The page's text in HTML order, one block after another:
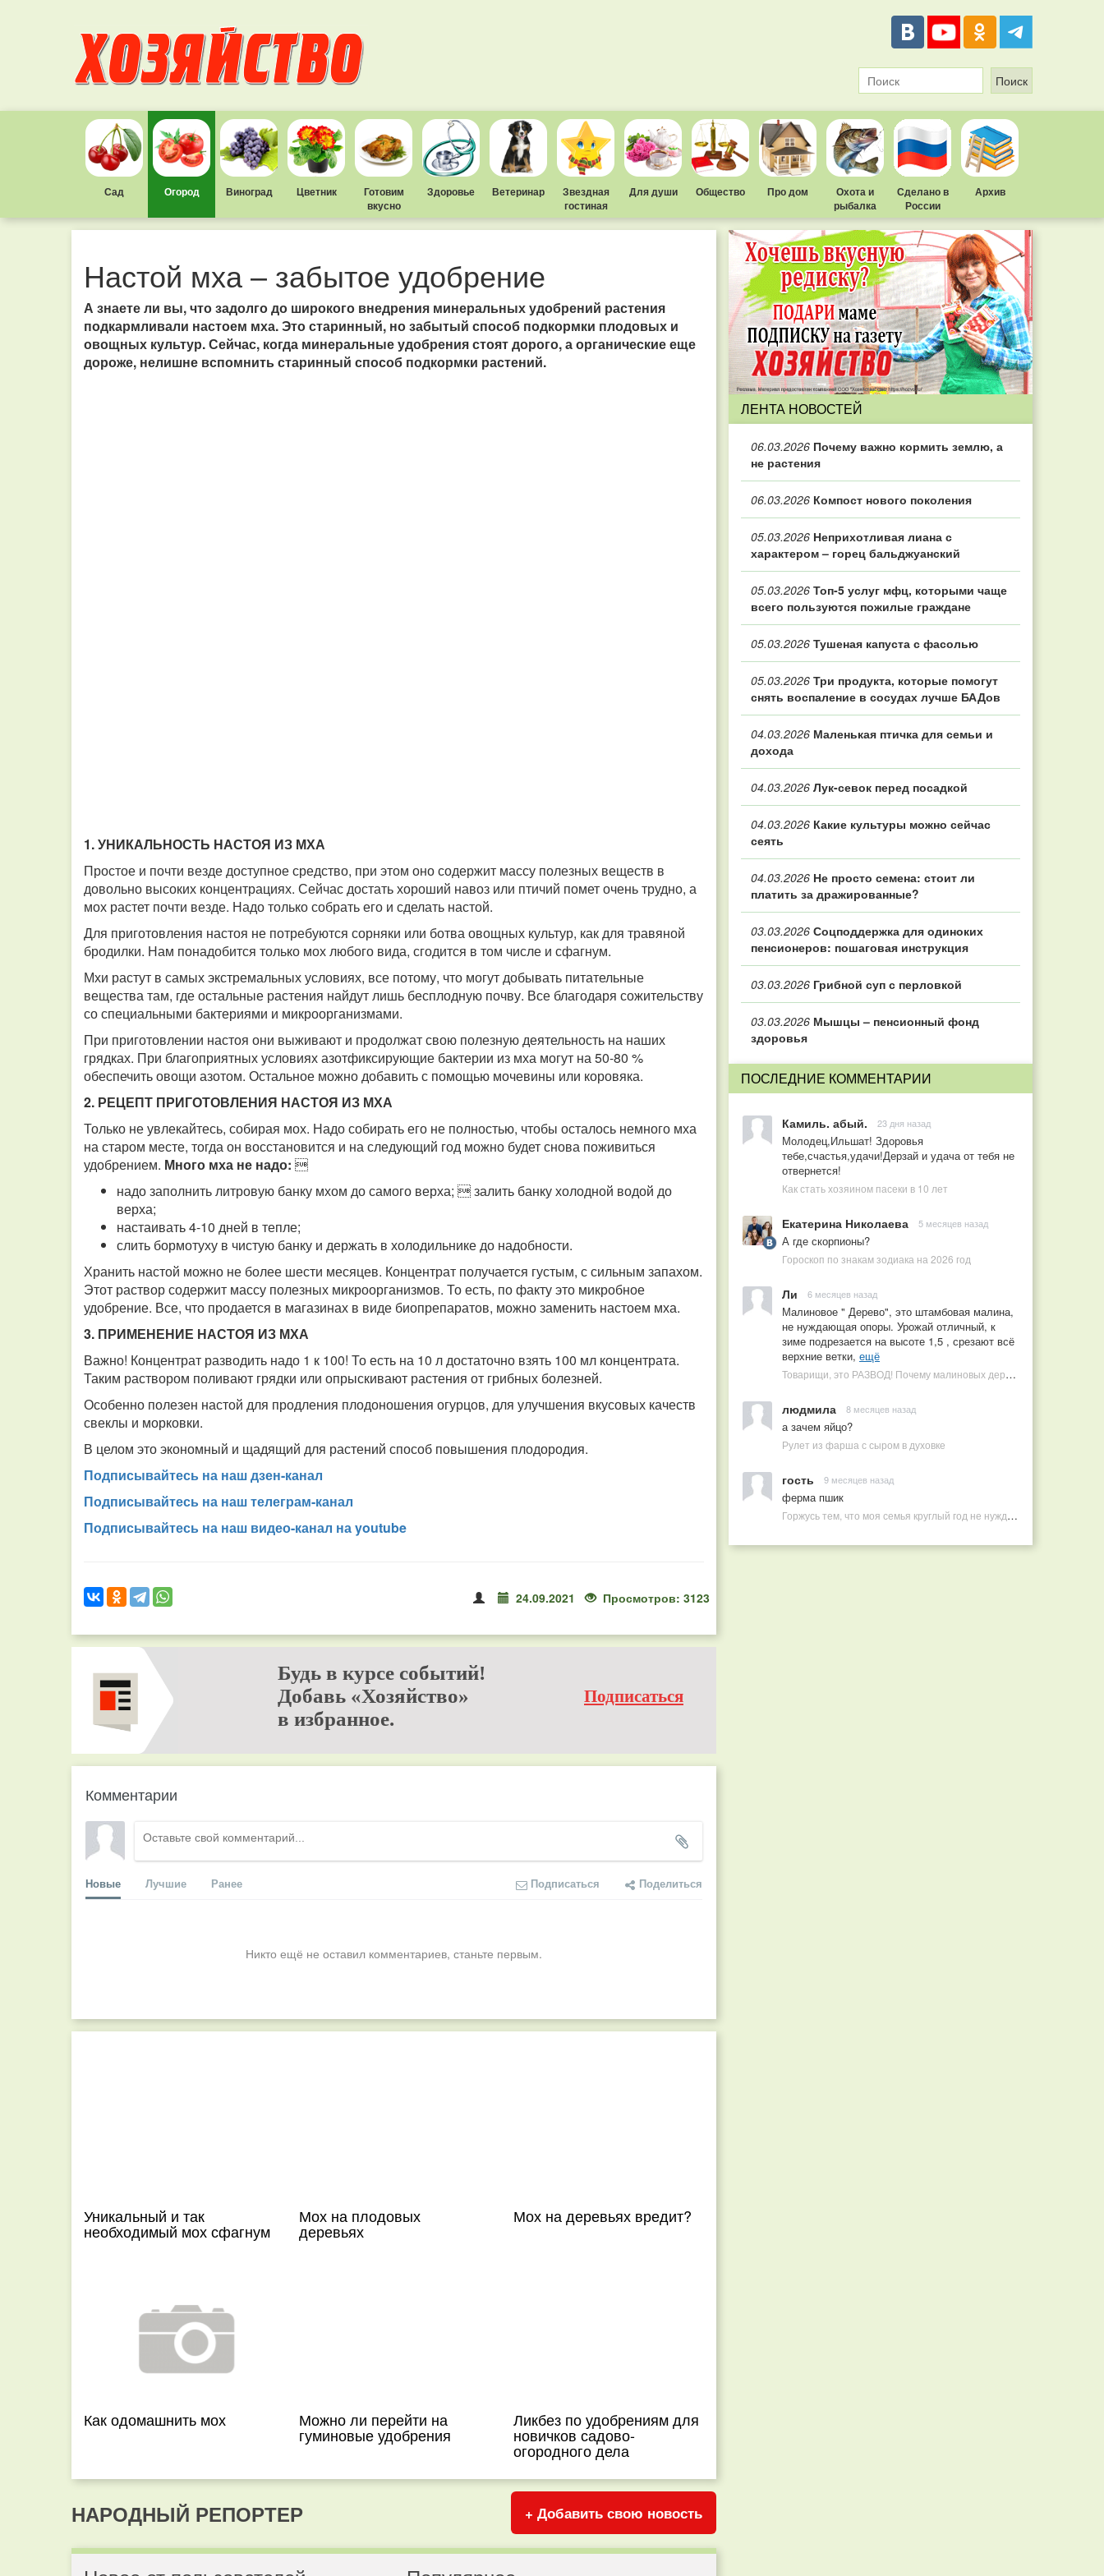
Сад Огород Виноград Цветник
Готовим
вкусно
Здоровье Ветеринар
Звездная
гостиная
Для души Общество Про дом
Охота и
рыбалка
Сделано в
России
Архив
Настой мха – забытое удобрение
А знаете ли вы, что задолго до широкого внедрения минеральных удобрений растения
подкармливали настоем мха. Это старинный, но забытый способ подкормки плодовых и
овощных культур. Сейчас, когда минеральные удобрения стоят дорого, а органические еще
дороже, нелишне вспомнить старинный способ подкормки растений.
1. УНИКАЛЬНОСТЬ НАСТОЯ ИЗ МХА
Простое и почти везде доступное средство, при этом оно содержит массу полезных веществ в
довольно высоких концентрациях. Сейчас достать хороший навоз или птичий помет очень трудно, а
мох растет почти везде. Надо только собрать его и сделать настой.
Для приготовления настоя не потребуются сорняки или ботва овощных культур, как для травяной
бродилки. Нам понадобится только мох любого вида, сгодится в том числе и сфагнум.
Мхи растут в самых экстремальных условиях, все потому, что могут добывать питательные
вещества там, где остальные растения найдут лишь бесплодную почву. Все благодаря сожительству
со специальными бактериями и микроорганизмами.
При приготовлении настоя они выживают и продолжат свою полезную деятельность на наших
грядках. При благоприятных условиях азотфиксирующие бактерии из мха могут на 50-80 %
обеспечить овощи азотом. Остальное можно добавить с помощью мочевины или коровяка.
2. РЕЦЕПТ ПРИГОТОВЛЕНИЯ НАСТОЯ ИЗ МХА
Только не увлекайтесь, собирая мох. Надо собирать его не полностью, чтобы осталось немного мха
на старом месте, тогда он восстановится и на следующий год можно будет снова поживиться
удобрением. Много мха не надо: 
надо заполнить литровую банку мхом до самого верха;  залить банку холодной водой до
верха;
настаивать 4-10 дней в тепле;
слить бормотуху в чистую банку и держать в холодильнике до надобности.
Хранить настой можно не более шести месяцев. Концентрат получается густым, с сильным запахом.
Этот раствор содержит массу полезных микроорганизмов. То есть, по факту это микробное
удобрение. Все, что продается в магазинах в виде биопрепаратов, можно заменить настоем мха.
3. ПРИМЕНЕНИЕ НАСТОЯ ИЗ МХА
Важно! Концентрат разводить надо 1 к 100! То есть на 10 л достаточно взять 100 мл концентрата.
Таким раствором поливают грядки или опрыскивают растения от грибных болезней.
Особенно полезен настой для продления плодоношения огурцов, для улучшения вкусовых качеств
свеклы и морковки.
В целом это экономный и щадящий для растений способ повышения плодородия.
Подписывайтесь на наш дзен-канал
Подписывайтесь на наш телеграм-канал
Подписывайтесь на наш видео-канал на youtube
24.09.2021 Просмотров: 3123
Будь в курсе событий!
Добавь «Хозяйство»
в избранное.
Подписаться
Комментарии
Новые Лучшие Ранее Подписаться Поделиться
Никто ещё не оставил комментариев, станьте первым.
Уникальный и так
необходимый мох сфагнум
Мох на плодовых
деревьях
Мох на деревьях вредит?
Как одомашнить мох Можно ли перейти на
гуминовые удобрения
Ликбез по удобрениям для
новичков садово-
огородного дела
НАРОДНЫЙ РЕПОРТЕР + Добавить свою новость
ЛЕНТА НОВОСТЕЙ
06.03.2026 Почему важно кормить землю, а
не растения
06.03.2026 Компост нового поколения
05.03.2026 Неприхотливая лиана с
характером – горец бальджуанский
05.03.2026 Топ‑5 услуг мфц, которыми чаще
всего пользуются пожилые граждане
05.03.2026 Тушеная капуста с фасолью
05.03.2026 Три продукта, которые помогут
снять воспаление в сосудах лучше БАДов
04.03.2026 Маленькая птичка для семьи и
дохода
04.03.2026 Лук-севок перед посадкой
04.03.2026 Какие культуры можно сейчас
сеять
04.03.2026 Не просто семена: стоит ли
платить за дражированные?
03.03.2026 Соцподдержка для одиноких
пенсионеров: пошаговая инструкция
03.03.2026 Грибной суп с перловкой
03.03.2026 Мышцы – пенсионный фонд
здоровья
ПОСЛЕДНИЕ КОММЕНТАРИИ
Камиль. абый. 23 дня назад
Молодец,Ильшат! Здоровья
тебе,счастья,удачи!Дерзай и удача от тебя не
отвернется!
Как стать хозяином пасеки в 10 лет
Екатерина Николаева 5 месяцев назад
А где скорпионы?
Гороскоп по знакам зодиака на 2026 год
Ли 6 месяцев назад
Малиновое " Дерево", это штамбовая малина,
не нуждающая опоры. Урожай отличный, к
зиме подрезается на высоте 1,5 , срезают всё
верхние ветки, ещё
Товарищи, это РАЗВОД! Почему малиновых деревьев не бывает, или Как ушлые продавцы наживаются на мечтах садоводов
людмила 8 месяцев назад
а зачем яйцо?
Рулет из фарша с сыром в духовке
гость 9 месяцев назад
ферма пшик
Горжусь тем, что моя семья круглый год не нуждается в покупных витаминах